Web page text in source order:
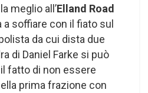
meglio all’Elland Road
a soffiare con il fiato sul
da cui dista due
di Daniel Farke si può
fatto di non essere
prima frazione con